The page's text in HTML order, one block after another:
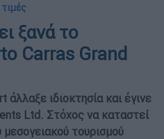
ξανά το
Carras Grand
ιδιοκτησία και έγινε
Ltd. Στόχος να καταστεί
τουρισμού